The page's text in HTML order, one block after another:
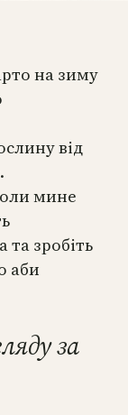
на зиму
від
мине
та зробіть
аби
за